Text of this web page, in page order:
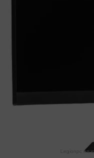
Legionpc на